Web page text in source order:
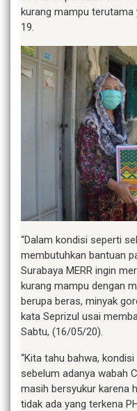
kurang mampu terutama
19.
“Dalam kondisi seperti
membutuhkan bantuan
Surabaya MERR ingin
kurang mampu dengan
berupa beras, minyak
kata Seprizul usai
Sabtu, (16/05/20).
“Kita tahu bahwa,
sebelum adanya wabah
masih bersyukur karena
tidak ada yang terkena